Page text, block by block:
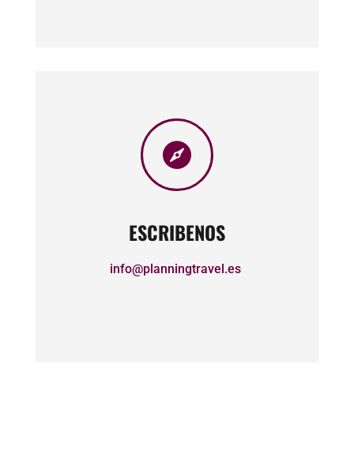

ESCRIBENOS
info@planningtravel.es